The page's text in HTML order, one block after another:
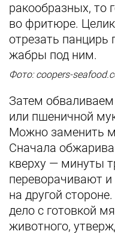
ракообразных, то
во фритюре.
отрезать панцирь
жабры под ним.
Фото: coopers-
Затем
или пшеничной
Можно заменить
Сначала
кверху — минуты
переворачивают
на другой
дело с готовкой
животного,